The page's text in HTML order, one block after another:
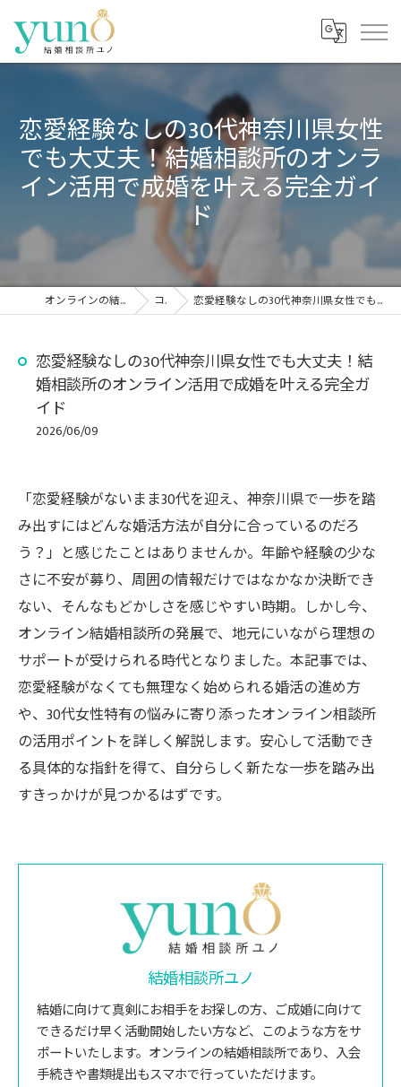
恋愛経験なしの30代神奈川県女性
でも大丈夫！結婚相談所のオンラ
イン活用で成婚を叶える完全ガイ
ド
オンラインの結婚相談所なら結婚相談所ユノ コラム 恋愛経験なしの30代神奈川県女性でも大丈夫！結婚相談所のオンライン活用で成婚を叶える完全ガイド
恋愛経験なしの30代神奈川県女性でも大丈夫！結
婚相談所のオンライン活用で成婚を叶える完全ガ
イド
2026/06/09
「恋愛経験がないまま30代を迎え、神奈川県で一歩を踏
み出すにはどんな婚活方法が自分に合っているのだろ
う？」と感じたことはありませんか。年齢や経験の少な
さに不安が募り、周囲の情報だけではなかなか決断でき
ない、そんなもどかしさを感じやすい時期。しかし今、
オンライン結婚相談所の発展で、地元にいながら理想の
サポートが受けられる時代となりました。本記事では、
恋愛経験がなくても無理なく始められる婚活の進め方
や、30代女性特有の悩みに寄り添ったオンライン相談所
の活用ポイントを詳しく解説します。安心して活動でき
る具体的な指針を得て、自分らしく新たな一歩を踏み出
すきっかけが見つかるはずです。
結婚相談所ユノ
結婚に向けて真剣にお相手をお探しの方、ご成婚に向けて
できるだけ早く活動開始したい方など、このような方をサ
ポートいたします。オンラインの結婚相談所であり、入会
手続きや書類提出もスマホで行っていただけます。